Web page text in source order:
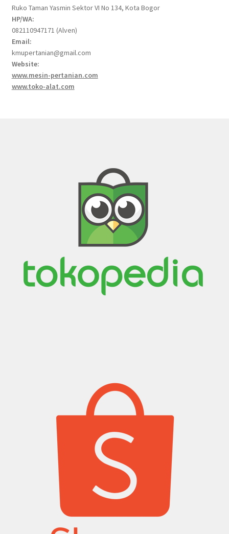
Ruko Taman Yasmin Sektor VI No 134, Kota Bogor
HP/WA:
082110947171 (Alven)
Email:
kmupertanian@gmail.com
Website:
www.mesin-pertanian.com
www.toko-alat.com